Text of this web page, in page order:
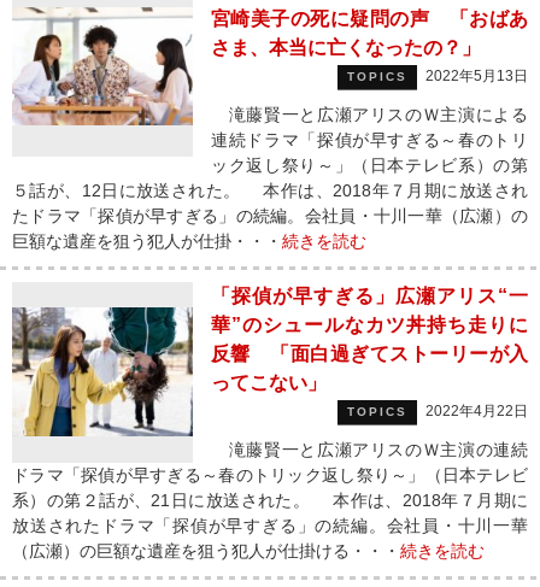
宮崎美子の死に疑問の声 「おばあ
さま、本当に亡くなったの？」
TOPICS 2022年5月13日
滝藤賢一と広瀬アリスのＷ主演による
連続ドラマ「探偵が早すぎる～春のトリ
ック返し祭り～」（日本テレビ系）の第
５話が、12日に放送された。 本作は、2018年７月期に放送され
たドラマ「探偵が早すぎる」の続編。会社員・十川一華（広瀬）の
巨額な遺産を狙う犯人が仕掛・・・ 続きを読む
「探偵が早すぎる」広瀬アリス“一
華”のシュールなカツ丼持ち走りに
反響 「面白過ぎてストーリーが入
ってこない」
TOPICS 2022年4月22日
滝藤賢一と広瀬アリスのＷ主演の連続
ドラマ「探偵が早すぎる～春のトリック返し祭り～」（日本テレビ
系）の第２話が、21日に放送された。 本作は、2018年７月期に
放送されたドラマ「探偵が早すぎる」の続編。会社員・十川一華
（広瀬）の巨額な遺産を狙う犯人が仕掛ける・・・ 続きを読む